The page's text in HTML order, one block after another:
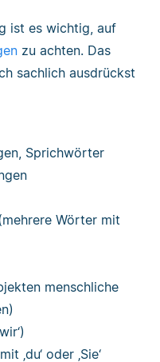
ist es wichtig, auf
zu achten. Das
sachlich ausdrückst
Sprichwörter
Wörter mit
menschliche
‚du‘ oder ‚Sie‘